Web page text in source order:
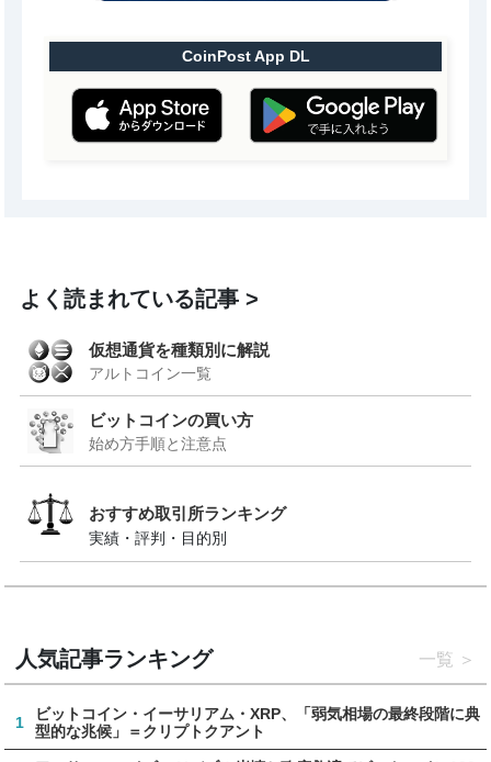
CoinPost App DL
よく読まれている記事
仮想通貨を種類別に解説
アルトコイン一覧
ビットコインの買い方
始め方手順と注意点
おすすめ取引所ランキング
実績・評判・目的別
人気記事ランキング 一覧
1
ビットコイン・イーサリアム・XRP、「弱気相場の最終段階に典
型的な兆候」＝クリプトクアント